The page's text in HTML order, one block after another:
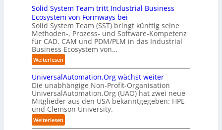
a
h
r
e
n
f
ü
r
d
e
n
G
i
g
a
u
m
C
o
-
C
E
O
e
c
h
e
n
z
e
n
t
r
e
n
i
n
:
T
r
e
f
f
p
u
k
t
f
ü
r
p
b
:
D
i
s
r
u
p
t
b
l
i
c
k
t
Solid System Team tritt Industrial Business
Ecosystem von Formways bei
Solid System Team (SST) bringt künftig seine
Methoden-, Prozess- und Software-Kompetenz
für CAD, CAM und PDM/PLM in das Industrial
Business Ecosystem von…
Weiterlesen:
S
o
l
i
d
S
s
UniversalAutomation.Org wächst weiter
Die unabhängige Non-Profit-Organisation
UniversalAutomation.Org (UAO) hat zwei neue
Mitglieder aus den USA bekanntgegeben: HPE
und Clemson University.
Weiterlesen:
U